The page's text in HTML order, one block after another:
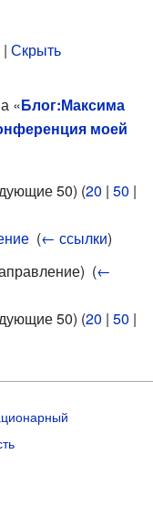
Скрыть
«Блог:Максима
моей
50) (20 | 50 |
(← ссылки)
(←
50) (20 | 50 |